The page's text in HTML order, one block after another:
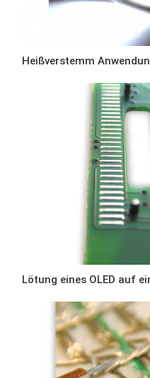
Heißverstemm
Lötung eines OLED auf